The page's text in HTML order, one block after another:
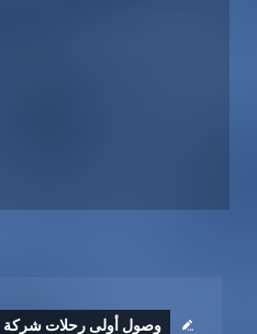
وصول أولى رحلات شركة